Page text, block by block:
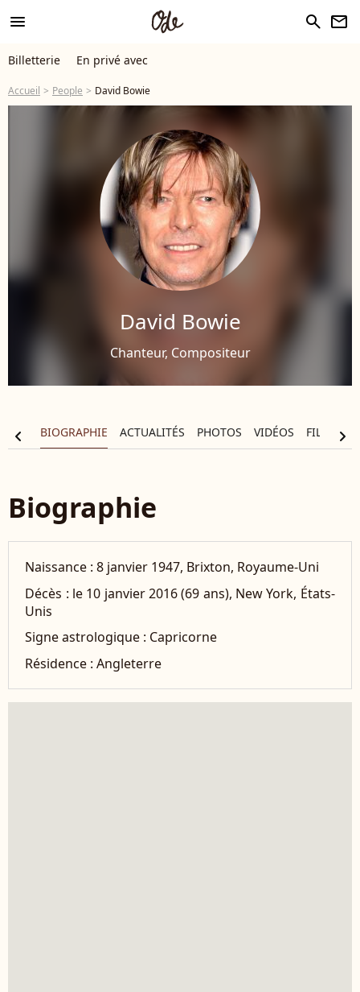
menu search newsletter
Billetterie En privé avec
Accueil People David Bowie
David Bowie
Chanteur, Compositeur
BIOGRAPHIE ACTUALITÉS PHOTOS VIDÉOS
chevron_left chevron_right
Biographie
Naissance :8 janvier 1947, Brixton, Royaume-Uni
Décès : le 10 janvier 2016 (69 ans), New York, États-
Unis
Signe astrologique : Capricorne
Résidence :Angleterre